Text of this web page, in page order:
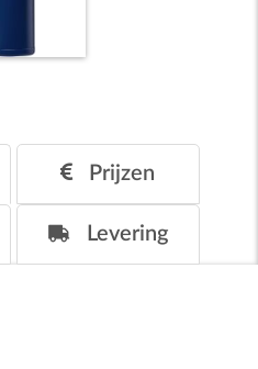
Prijzen
Levering